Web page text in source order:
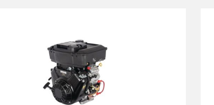
Schweres SR ja Besonderheiten Zündschloss